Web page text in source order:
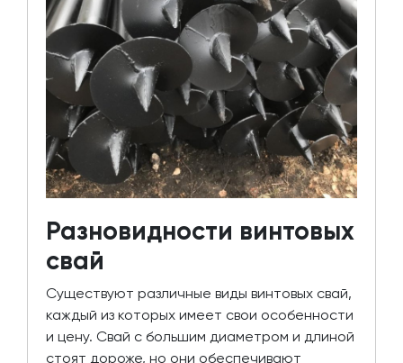
Разновидности винтовых
свай
Существуют различные виды винтовых свай,
каждый из которых имеет свои особенности
и цену. Свай с большим диаметром и длиной
стоят дороже, но они обеспечивают